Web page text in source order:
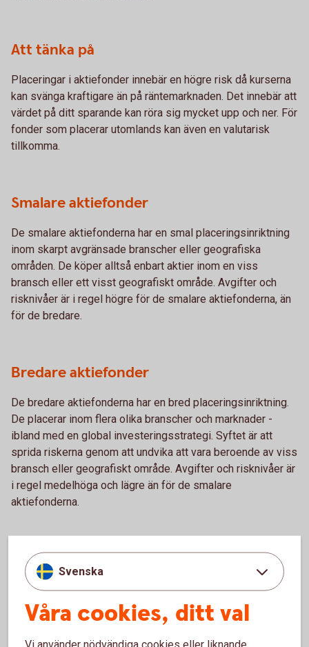
Att tänka på
Placeringar i aktiefonder innebär en högre risk då kurserna
kan svänga kraftigare än på räntemarknaden. Det innebär att
värdet på ditt sparande kan röra sig mycket upp och ner. För
fonder som placerar utomlands kan även en valutarisk
tillkomma.
Smalare aktiefonder
De smalare aktiefonderna har en smal placeringsinriktning
inom skarpt avgränsade branscher eller geografiska
områden. De köper alltså enbart aktier inom en viss
bransch eller ett visst geografiskt område. Avgifter och
risknivåer är i regel högre för de smalare aktiefonderna, än
för de bredare.
Bredare aktiefonder
De bredare aktiefonderna har en bred placeringsinriktning.
De placerar inom flera olika branscher och marknader -
ibland med en global investeringsstrategi. Syftet är att
sprida riskerna genom att undvika att vara beroende av viss
bransch eller geografiskt område. Avgifter och risknivåer är
i regel medelhöga och lägre än för de smalare
aktiefonderna.
Tips!
Svenska
Våra cookies, ditt val
Vi använder nödvändiga cookies eller liknande